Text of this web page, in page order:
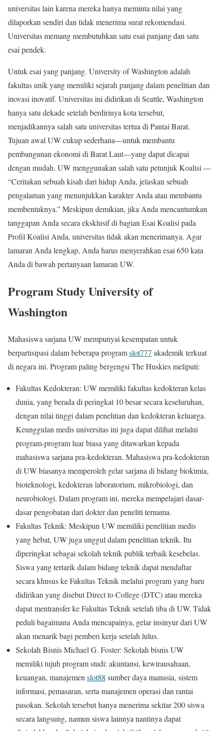
universitas lain karena mereka hanya meminta nilai yang
dilaporkan sendiri dan tidak menerima surat rekomendasi.
Universitas memang membutuhkan satu esai panjang dan satu
esai pendek.
Untuk esai yang panjang. University of Washington adalah
fakultas unik yang memiliki sejarah panjang dalam penelitian dan
inovasi inovatif. Universitas ini didirikan di Seattle, Washington
hanya satu dekade setelah berdirinya kota tersebut,
menjadikannya salah satu universitas tertua di Pantai Barat.
Tujuan awal UW cukup sederhana—untuk membantu
pembangunan ekonomi di Barat Laut—yang dapat dicapai
dengan mudah. UW menggunakan salah satu petunjuk Koalisi —
“Ceritakan sebuah kisah dari hidup Anda, jelaskan sebuah
pengalaman yang menunjukkan karakter Anda atau membantu
membentuknya.” Meskipun demikian, jika Anda mencantumkan
tanggapan Anda secara eksklusif di bagian Esai Koalisi pada
Profil Koalisi Anda, universitas tidak akan menerimanya. Agar
lamaran Anda lengkap, Anda harus menyerahkan esai 650 kata
Anda di bawah pertanyaan lamaran UW.
Program Study University of
Washington
Mahasiswa sarjana UW mempunyai kesempatan untuk
berpartisipasi dalam beberapa programslot777 akademik terkuat
di negara ini. Program paling bergengsi The Huskies meliputi:
Fakultas Kedokteran: UW memiliki fakultas kedokteran kelas
dunia, yang berada di peringkat 10 besar secara keseluruhan,
dengan nilai tinggi dalam penelitian dan kedokteran keluarga.
Keunggulan medis universitas ini juga dapat dilihat melalui
program-program luar biasa yang ditawarkan kepada
mahasiswa sarjana pra-kedokteran. Mahasiswa pra-kedokteran
di UW biasanya memperoleh gelar sarjana di bidang biokimia,
bioteknologi, kedokteran laboratorium, mikrobiologi, dan
neurobiologi. Dalam program ini, mereka mempelajari dasar-
dasar pengobatan dari dokter dan peneliti ternama.
Fakultas Teknik: Meskipun UW memiliki penelitian medis
yang hebat, UW juga unggul dalam penelitian teknik. Itu
diperingkat sebagai sekolah teknik publik terbaik kesebelas.
Siswa yang tertarik dalam bidang teknik dapat mendaftar
secara khusus ke Fakultas Teknik melalui program yang baru
didirikan yang disebut Direct to College (DTC) atau mereka
dapat mentransfer ke Fakultas Teknik setelah tiba di UW. Tidak
peduli bagaimana Anda mencapainya, gelar insinyur dari UW
akan menarik bagi pemberi kerja setelah lulus.
Sekolah Bisnis Michael G. Foster: Sekolah bisnis UW
memiliki tujuh program studi: akuntansi, kewirausahaan,
keuangan, manajemen slot88 sumber daya manusia, sistem
informasi, pemasaran, serta manajemen operasi dan rantai
pasokan. Sekolah tersebut hanya menerima sekitar 200 siswa
secara langsung, namun siswa lainnya nantinya dapat